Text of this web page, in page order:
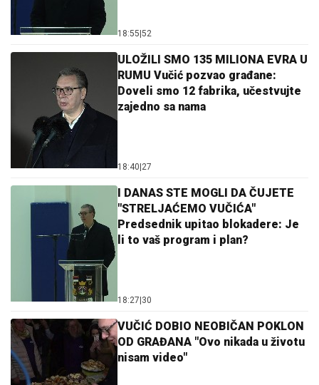
18:55|52
ULOŽILI SMO 135 MILIONA EVRA U
RUMU Vučić pozvao građane:
Doveli smo 12 fabrika, učestvujte
zajedno sa nama
18:40|27
I DANAS STE MOGLI DA ČUJETE
"STRELJAĆEMO VUČIĆA"
Predsednik upitao blokadere: Je
li to vaš program i plan?
18:27|30
VUČIĆ DOBIO NEOBIČAN POKLON
OD GRAĐANA "Ovo nikada u životu
nisam video"